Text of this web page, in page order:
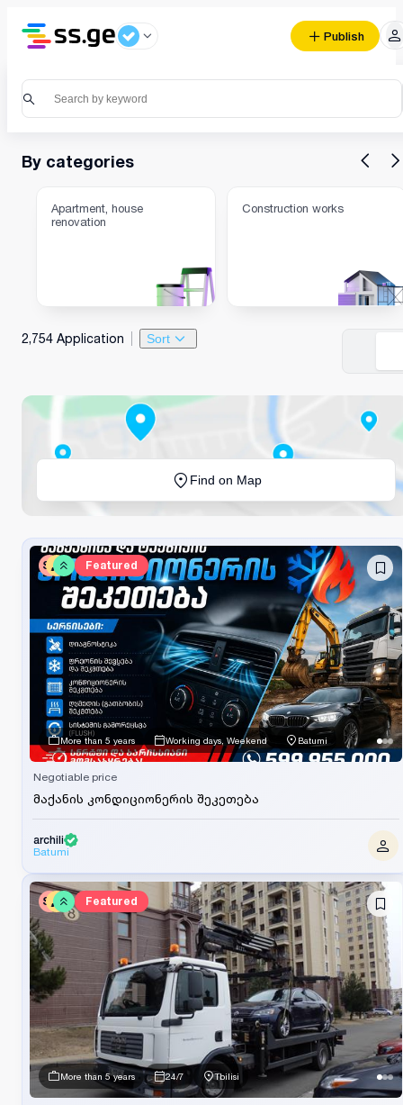
Publish
By categories
Apartment, house
renovation
Construction works
2,754 Application Sort
Find on Map
SV Featured
More than 5 years Working days, Weekend Batumi
მაქანის კონდიციონერის შეკეთება
Negotiable price
archili
Batumi
SV Featured
More than 5 years 24/7 Tbilisi